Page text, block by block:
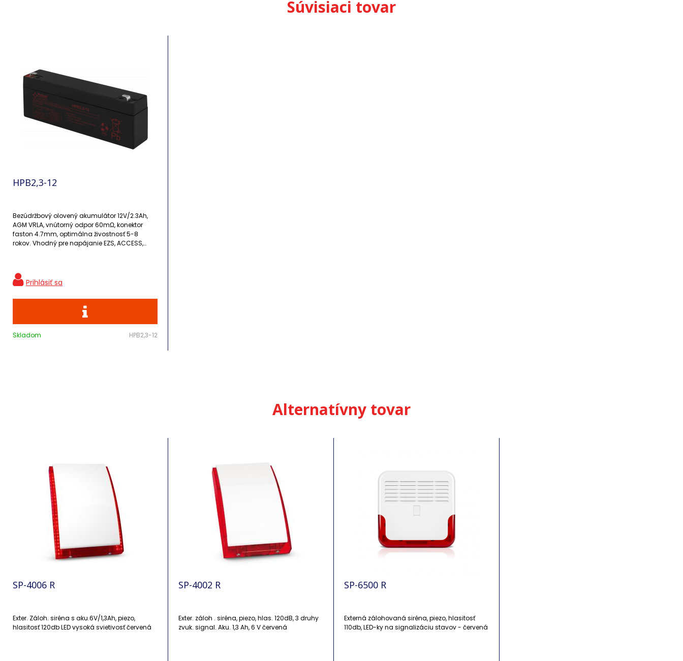
Súvisiaci tovar
HPB2,3-12
Bezúdržbový olovený akumulátor 12V/2.3Ah,
AGM VRLA, vnútorný odpor 60mΩ, konektor
faston 4.7mm, optimálna živostnosť 5-8
rokov. Vhodný pre napájanie EZS, ACCESS,
Skladom HPB2,3-12
Alternatívny tovar
SP-4006 R
Exter. Záloh. siréna s aku.6V/1,3Ah, piezo,
hlasitosť 120db LED vysoká svietivosť červená
SP-4002 R
Exter. záloh . siréna, piezo, hlas. 120dB, 3 druhy
zvuk. signal. Aku. 1,3 Ah, 6 V červená
SP-6500 R
Externá zálohovaná siréna, piezo, hlasitosť
110db, LED-ky na signalizáciu stavov - červená